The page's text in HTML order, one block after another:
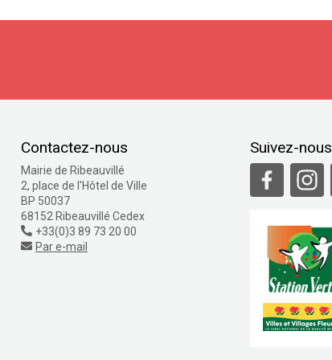
Contactez-nous
Mairie de Ribeauvillé
2, place de l'Hôtel de Ville
BP 50037
68152 Ribeauvillé Cedex
+33(0)3 89 73 20 00
Par e-mail
Suivez-nous